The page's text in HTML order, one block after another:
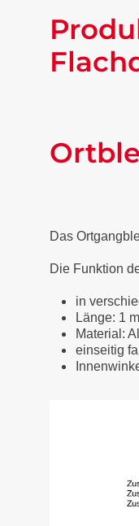
Das
Die Funktion
in
Länge: 1 m
Material:
einseitig